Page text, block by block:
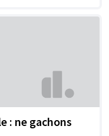
: ne gachons